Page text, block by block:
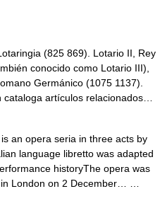
(825 869). Lotario II, Rey
conocido como Lotario III),
Germánico (1075 1137).
artículos relacionados…
an opera seria in three acts by
language libretto was adapted
historyThe opera was
in London on 2 December… …